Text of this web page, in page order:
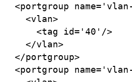
<portgroup
    <vlan>
      <tag id='40'/>
    </vlan>
  </portgroup>
<portgroup